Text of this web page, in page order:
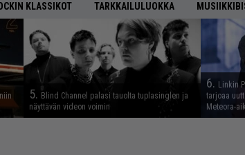
KLASSIKOT TARKKAILULUOKKA
5. Blind Channel palasi tauolta tuplasinglen ja
näyttävän videon voimin
6. Linkin
tarjoaa
Meteora-